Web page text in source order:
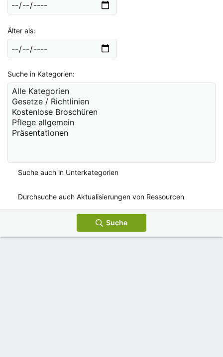
Älter als
Suche in Kategorien
Suche auch in Unterkategorien
Durchsuche auch Aktualisierungen von Ressourcen
Suche